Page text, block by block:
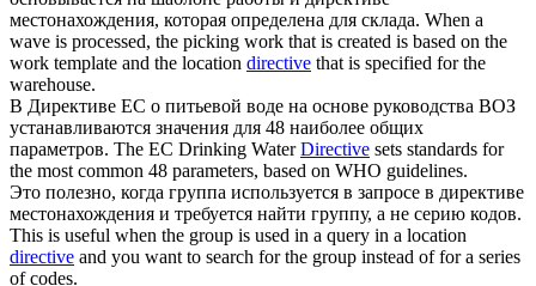
местонахождения, которая определена для склада. When a
wave is processed, the picking work that is created is based on the
work template and the location directive that is specified for the
warehouse.
В Директиве ЕС о питьевой воде на основе руководства ВОЗ
устанавливаются значения для 48 наиболее общих
параметров. The EC Drinking WaterDirective sets standards for
the most common 48 parameters, based on WHO guidelines.
Это полезно, когда группа используется в запросе в директиве
местонахождения и требуется найти группу, а не серию кодов.
This is useful when the group is used in a query in a location
directive and you want to search for the group instead of for a series
of codes.